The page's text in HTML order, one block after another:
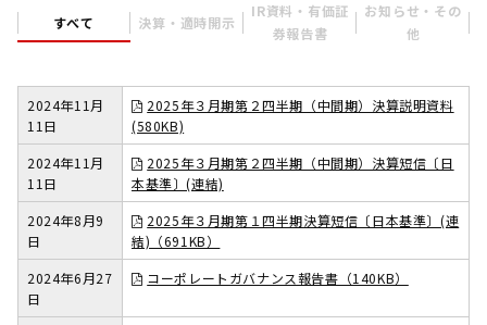
すべて 決算・適時開示
IR資料・有価証
券報告書
お知らせ・その
他
2024年11月
11日
2025年３月期第２四半期（中間期）決算説明資料
(580KB)
2024年11月
11日
2025年３月期第２四半期（中間期）決算短信〔日
本基準〕(連結)
2024年8月9
日
2025年３月期第１四半期決算短信〔日本基準〕(連
結)（691KB）
2024年6月27
日
コーポレートガバナンス報告書（140KB）